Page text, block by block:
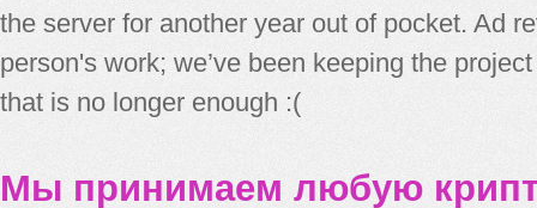
the server for another year out of pocket. Ad
person's work; we’ve been keeping the
that is no longer enough :(
Мы принимаем любую